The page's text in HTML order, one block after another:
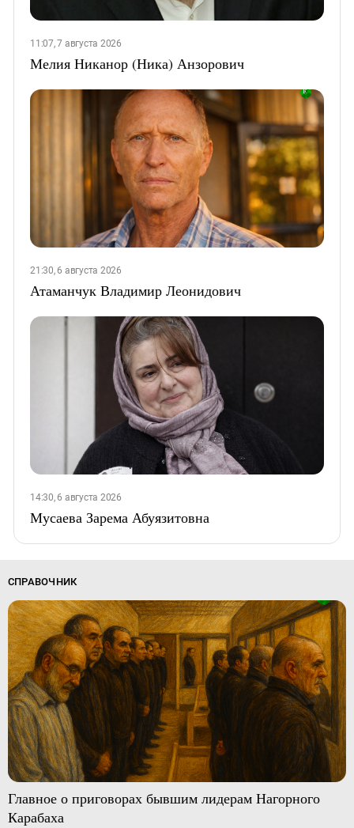
11:07, 7 августа 2026
Мелия Никанор (Ника) Анзорович
21:30, 6 августа 2026
Атаманчук Владимир Леонидович
14:30, 6 августа 2026
Мусаева Зарема Абуязитовна
СПРАВОЧНИК
Главное о приговорах бывшим лидерам Нагорного
Карабаха